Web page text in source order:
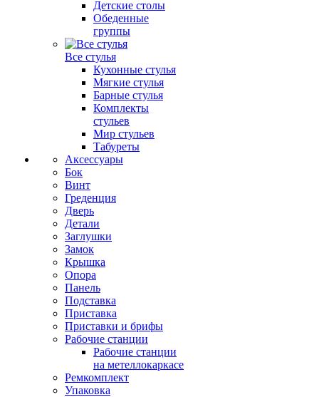
Детские столы
Обеденные
группы
Все стулья
Кухонные стулья
Мягкие стулья
Барные стулья
Комплекты
стульев
Мир стульев
Табуреты
Аксессуары
Бок
Винт
Греденция
Дверь
Детали
Заглушки
Замок
Крышка
Опора
Панель
Подставка
Приставка
Приставки и брифы
Рабочие станции
Рабочие станции
на метеллокаркасе
Ремкомплект
Упаковка